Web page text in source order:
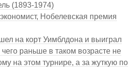
(1893-1974)
Нобелевская премия
на корт Уимблдона и выиграл
раньше в таком возрасте не
на этом турнире, а за жуткую по